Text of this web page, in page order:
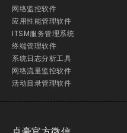
网络监控软件
应用性能管理软件
ITSM服务管理系统
终端管理软件
系统日志分析工具
网络流量监控软件
活动目录管理软件